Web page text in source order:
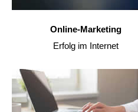
Online-Marketing
Erfolg im Internet